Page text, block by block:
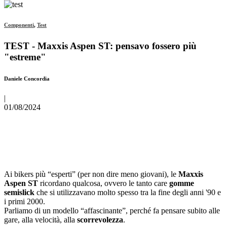
Componenti, Test
TEST - Maxxis Aspen ST: pensavo fossero più
"estreme"
Daniele Concordia
01/08/2024
Ai bikers più “esperti” (per non dire meno giovani), le Maxxis
Aspen ST ricordano qualcosa, ovvero le tanto care gomme
semislick che si utilizzavano molto spesso tra la fine degli anni '90 e
i primi 2000.
Parliamo di un modello “affascinante”, perché fa pensare subito alle
gare, alla velocità, alla scorrevolezza.